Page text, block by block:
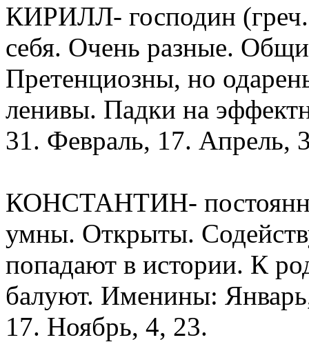
КИРИЛЛ- господин
себя. Очень разные.
Претенциозны, но
ленивы. Падки на
31. Февраль, 17. Апрель,
КОНСТАНТИН-
умны. Открыты.
попадают в истории. К
балуют. Именины:
17. Ноябрь, 4, 23.